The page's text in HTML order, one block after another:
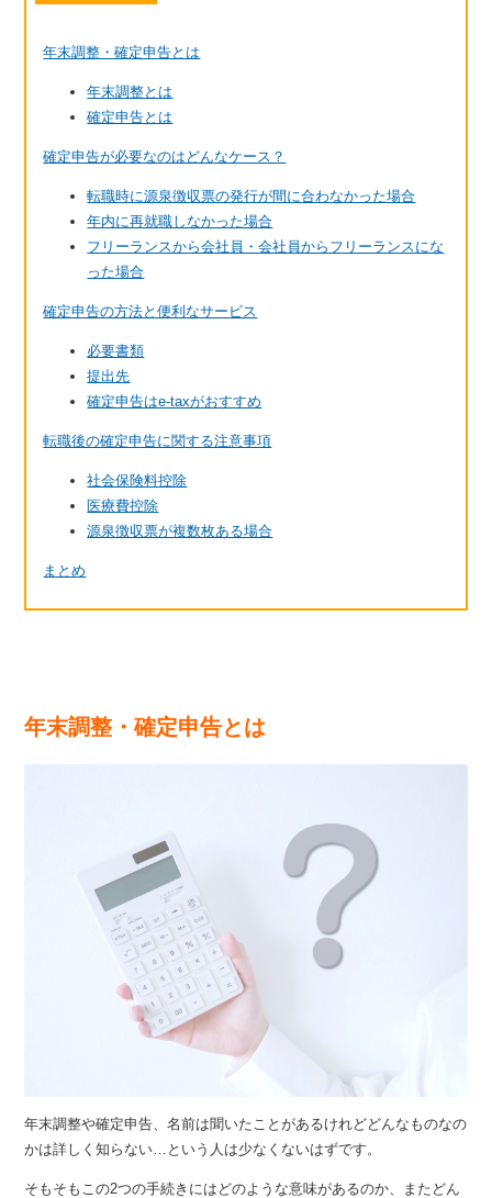
年末調整・確定申告とは
年末調整とは
確定申告とは
確定申告が必要なのはどんなケース？
転職時に源泉徴収票の発行が間に合わなかった場合
年内に再就職しなかった場合
フリーランスから会社員・会社員からフリーランスにな
った場合
確定申告の方法と便利なサービス
必要書類
提出先
確定申告はe-taxがおすすめ
転職後の確定申告に関する注意事項
社会保険料控除
医療費控除
源泉徴収票が複数枚ある場合
まとめ
年末調整・確定申告とは
年末調整や確定申告、名前は聞いたことがあるけれどどんなものなの
かは詳しく知らない…という人は少なくないはずです。
そもそもこの2つの手続きにはどのような意味があるのか、またどん